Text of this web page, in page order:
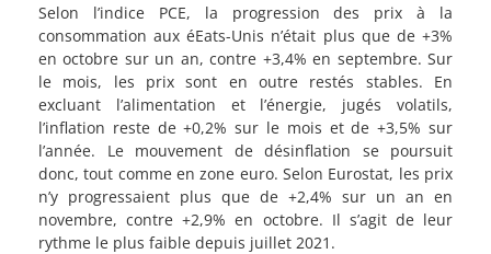
Selon l’indice PCE, la progression des prix à la
consommation aux éEats-Unis n’était plus que de +3%
en octobre sur un an, contre +3,4% en septembre. Sur
le mois, les prix sont en outre restés stables. En
excluant l’alimentation et l’énergie, jugés volatils,
l’inflation reste de +0,2% sur le mois et de +3,5% sur
l’année. Le mouvement de désinflation se poursuit
donc, tout comme en zone euro. Selon Eurostat, les prix
n’y progressaient plus que de +2,4% sur un an en
novembre, contre +2,9% en octobre. Il s’agit de leur
rythme le plus faible depuis juillet 2021.